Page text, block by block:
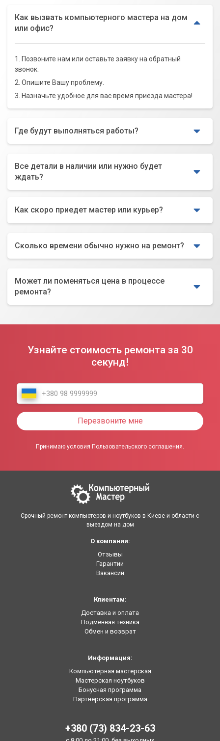
Как вызвать компьютерного мастера на дом
или офис?
1. Позвоните нам или оставьте заявку на обратный
звонок.
2. Опишите Вашу проблему.
3. Назначьте удобное для вас время приезда мастера!
Где будут выполняться работы?
Все детали в наличии или нужно будет
ждать?
Как скоро приедет мастер или курьер?
Сколько времени обычно нужно на ремонт?
Может ли поменяться цена в процессе
ремонта?
Узнайте стоимость ремонта за 30
секунд!
Перезвоните мне
Принимаю условия Пользовательского соглашения.
Срочный ремонт компьютеров и ноутбуков в Киеве и области с
выездом на дом
О компании:
Отзывы
Гарантии
Вакансии
Клиентам:
Доставка и оплата
Подменная техника
Обмен и возврат
Информация:
Компьютерная мастерская
Мастерская ноутбуков
Бонусная программа
Партнерская программа
+380 (73) 834-23-63